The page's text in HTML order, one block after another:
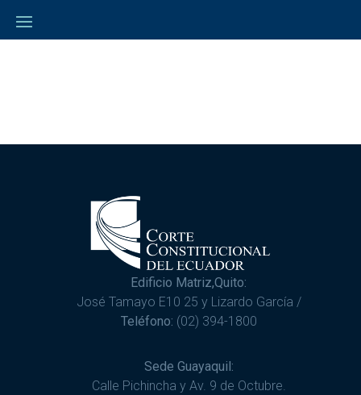
Edificio Matriz,Quito:
José Tamayo E10 25 y Lizardo García /
Teléfono: (02) 394-1800
Sede Guayaquil:
Calle Pichincha y Av. 9 de Octubre.